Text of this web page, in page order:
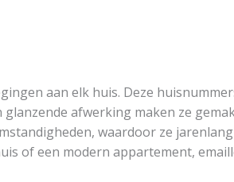
aan elk huis. Deze
afwerking maken ze
waardoor ze
of een modern appartement,